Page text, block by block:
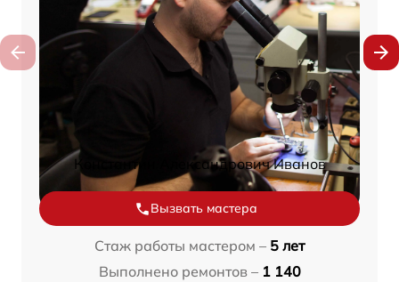
Константин Александрович Иванов
Вызвать мастера
Стаж работы мастером – 5 лет
Выполнено ремонтов – 1 140